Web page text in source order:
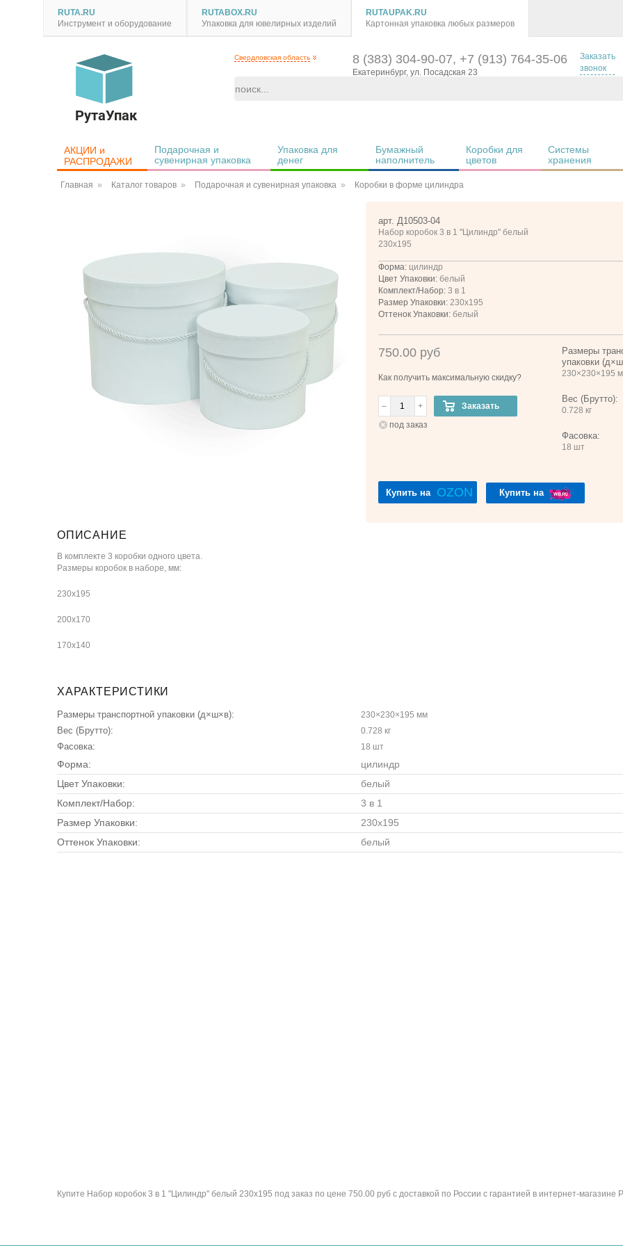
RUTA.RU
Инструмент и оборудование
RUTABOX.RU
Упаковка для ювелирных изделий
RUTAUPAK.RU
Картонная упаковка любых размеров
РутаУпак
Свердловская область 8 (383) 304-90-07, +7 (913) 764-35-06
Екатеринбург, ул. Посадская 23
Заказать
звонок
АКЦИИ и
РАСПРОДАЖИ
Подарочная и
сувенирная упаковка
Упаковка для
денег
Бумажный
наполнитель
Коробки для
цветов
Системы
хранения
Главная Каталог товаров Подарочная и сувенирная упаковка Коробки в форме цилиндра
арт. Д10503-04
Набор коробок 3 в 1 "Цилиндр" белый
230x195
Форма:цилиндр
Цвет Упаковки:белый
Комплект/Набор:3 в 1
Размер Упаковки:230x195
Оттенок Упаковки:белый
750.00 руб
Как получить максимальную скидку?
– +
Заказать
под заказ
Размеры
упаковки
230×230×195
Вес (Брутто):
0.728 кг
Фасовка:
18 шт
Купить на OZON Купить на
ОПИСАНИЕ
В комплекте 3 коробки одного цвета.
Размеры коробок в наборе, мм:
230х195
200х170
170х140
ХАРАКТЕРИСТИКИ
Размеры транспортной упаковки (д×ш×в): 230×230×195 мм
Вес (Брутто): 0.728 кг
Фасовка: 18 шт
Форма:
цилиндр
Цвет Упаковки:
белый
Комплект/Набор:
3 в 1
Размер Упаковки:
230x195
Оттенок Упаковки:
белый
Купите Набор коробок 3 в 1 "Цилиндр" белый 230x195 под заказ по цене 750.00 руб с доставкой по России с гарантией в интернет-магазине